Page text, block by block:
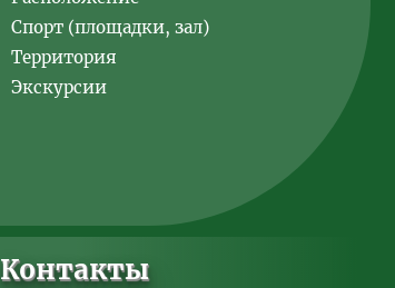
Спорт (площадки, зал)
Территория
Экскурсии
Контакты